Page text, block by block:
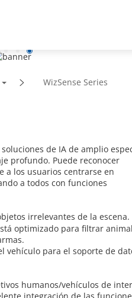
WizSense Series
de IA de amplio
profundo. Puede reconocer
a los usuarios centrarse en
a todos con funciones
irrelevantes de la escena.
optimizado para filtrar
vehículo para el soporte de
humanos/vehículos de